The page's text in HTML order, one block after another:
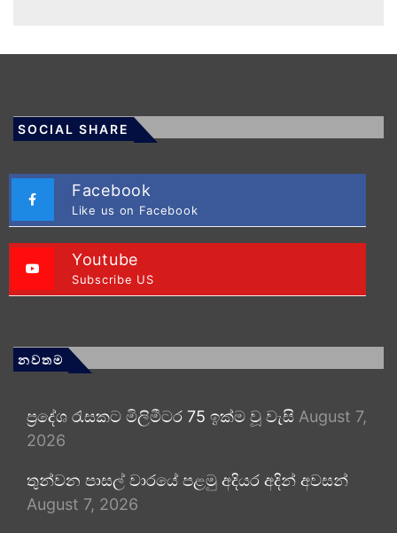
SOCIAL SHARE
Facebook
Like us on Facebook
Youtube
Subscribe US
නවතම
ප්‍රදේශ රැසකට මිලිමීටර 75 ඉක්ම වූ වැසි August 7,
2026
තුන්වන පාසල් වාරයේ පළමු අදියර අදින් අවසන්
August 7, 2026